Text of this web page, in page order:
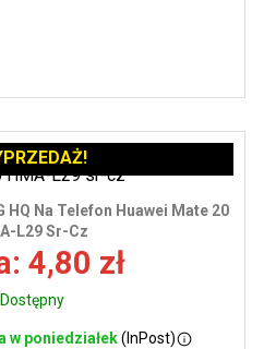
HQ Na Telefon Huawei Mate 20
L29 Sr-Cz
4,80 zł
Dostępny
w poniedziałek(InPost)